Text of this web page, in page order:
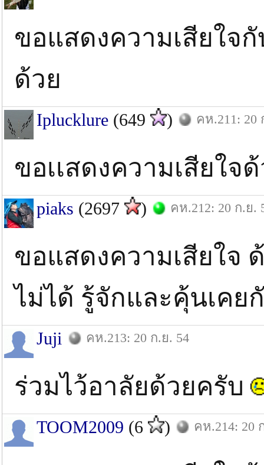
ขอแสดงความเสียใจ
ด้วย
Iplucklure (649 ) คห.211: 20
ขอเเสดงความเสียใจ
piaks (2697 ) คห.212: 20 ก.ย.
ขอแสดงความเสียใจ
ไม่ได้ รู้จักและคุ้นเค
Juji คห.213: 20 ก.ย. 54
ร่วมไว้อาลัยด้วยครับ
TOOM2009 (6 ) คห.214: 20